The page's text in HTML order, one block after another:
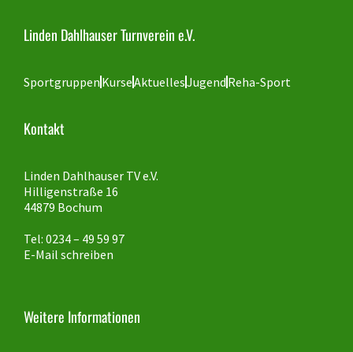
Linden Dahlhauser Turnverein e.V.
Sportgruppen KurseAktuellesJugend Reha-Sport
Kontakt
Linden Dahlhauser TV e.V.
Hilligenstraße 16
44879 Bochum
Tel: 0234 – 49 59 97
E-Mail schreiben
Weitere Informationen